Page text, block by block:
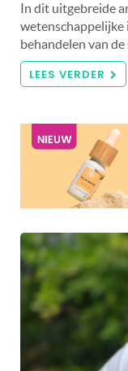
In dit uitgebreide
behandelen van
LEES VERDER